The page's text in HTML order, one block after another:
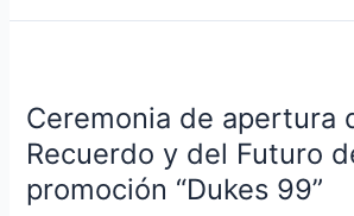
Ceremonia de apertura
Recuerdo y del Futuro
promoción “Dukes 99”
apertura
del
del